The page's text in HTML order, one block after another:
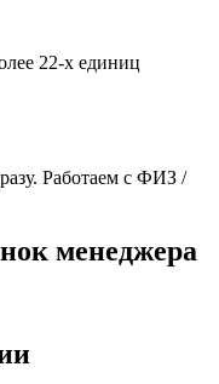
22-х единиц
Работаем с ФИЗ /
менеджера